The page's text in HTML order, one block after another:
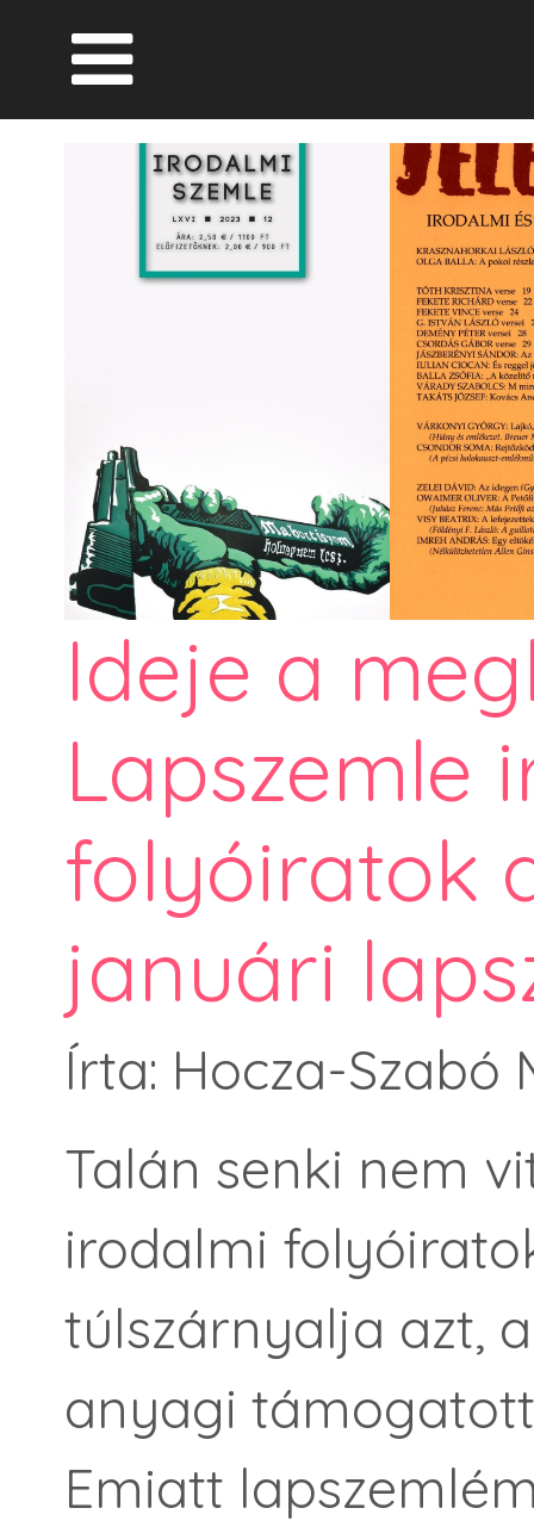
Ideje a
Lapszemle
folyóiratok
januári
Írta: Hocza-Szabó
Talán senki nem
irodalmi
túlszárnyalja azt,
anyagi
Emiatt